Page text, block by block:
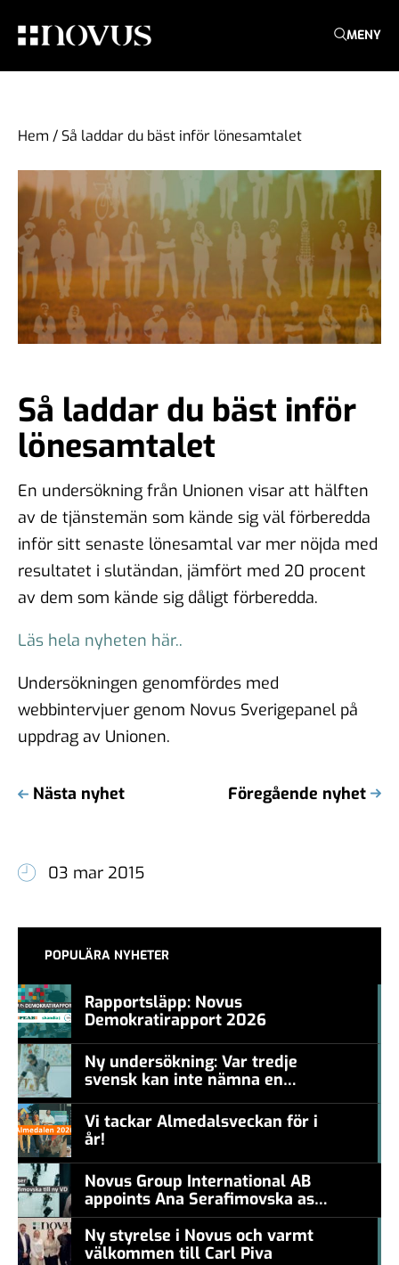
MENY
Hem / Så laddar du bäst inför lönesamtalet
Så laddar du bäst inför
lönesamtalet
En undersökning från Unionen visar att hälften
av de tjänstemän som kände sig väl förberedda
inför sitt senaste lönesamtal var mer nöjda med
resultatet i slutändan, jämfört med 20 procent
av dem som kände sig dåligt förberedda.
Läs hela nyheten här..
Undersökningen genomfördes med
webbintervjuer genom Novus Sverigepanel på
uppdrag av Unionen.
Nästa nyhet Föregående nyhet
03 mar 2015
POPULÄRA NYHETER
Rapportsläpp: Novus
Demokratirapport 2026
Ny undersökning: Var tredje
svensk kan inte nämna en
levande konstnär
Vi tackar Almedalsveckan för i
år!
Novus Group International AB
appoints Ana Serafimovska as
new CEO
Ny styrelse i Novus och varmt
välkommen till Carl Piva